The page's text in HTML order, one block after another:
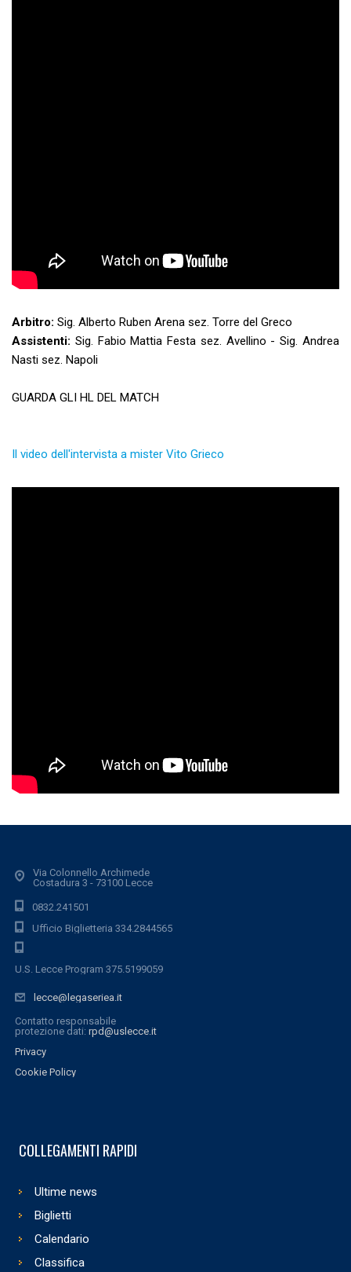
Arbitro: Sig. Alberto Ruben Arena sez. Torre del Greco
Assistenti: Sig. Fabio Mattia Festa sez. Avellino - Sig. Andrea
Nasti sez. Napoli
GUARDA GLI HL DEL MATCH
Il video dell'intervista a mister Vito Grieco
Via Colonnello Archimede
Costadura 3 - 73100 Lecce
0832.241501
Ufficio Biglietteria 334.2844565
U.S. Lecce Program 375.5199059
lecce@legaseriea.it
Contatto responsabile
protezione dati: rpd@uslecce.it
Privacy
Cookie Policy
COLLEGAMENTI RAPIDI
Ultime news
Biglietti
Calendario
Classifica